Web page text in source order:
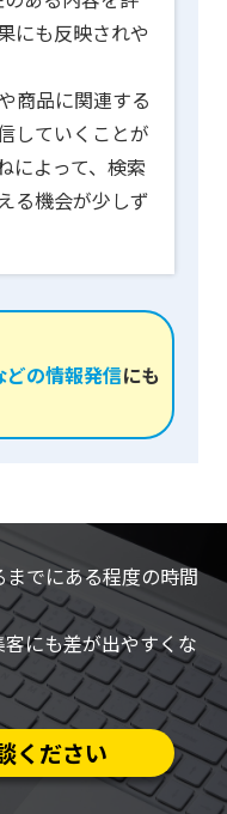
にも反映されや
商品に関連する
していくことが
によって、検索
る機会が少しず
どの情報発信にも
でにある程度の時間
にも差が出やすくな
ください